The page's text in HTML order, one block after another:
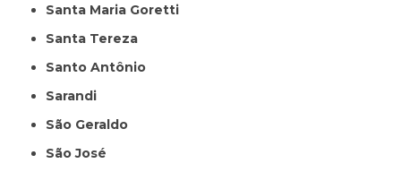
Santa Maria Goretti
Santa Tereza
Santo Antônio
Sarandi
São Geraldo
São José